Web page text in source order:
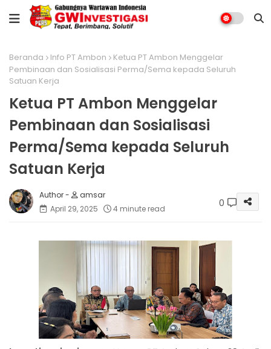
Beranda Info PT Ambon
Ketua PT Ambon Menggelar
Pembinaan dan Sosialisasi Perma/Sema kepada Seluruh
Satuan Kerja
Ketua PT Ambon Menggelar
Pembinaan dan Sosialisasi
Perma/Sema kepada Seluruh
Satuan Kerja
amsar
April 29, 2025
4 minute read 0